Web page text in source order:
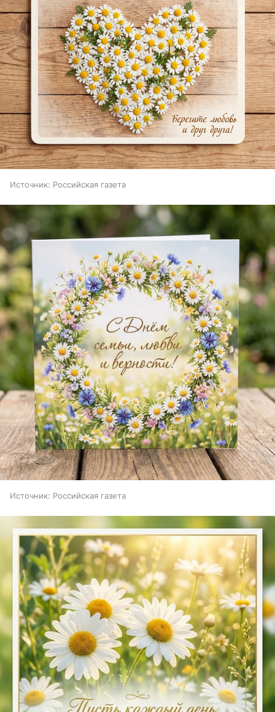
Источник: Российская газета
Источник: Российская газета